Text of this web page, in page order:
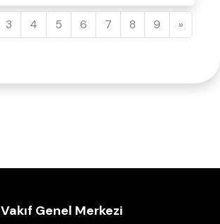
3 4 5 6 7 8 9 »
Vakıf Genel Merkezi